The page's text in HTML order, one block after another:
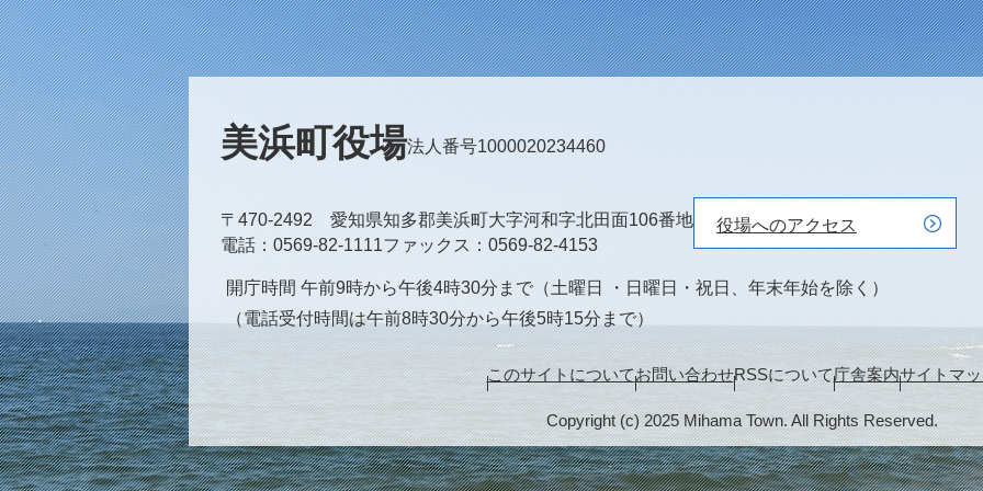
美浜町役場法人番号1000020234460
〒470-2492 愛知県知多郡美浜町大字河和字北田面106番地
電話
0569-82-1111ファックス 0569-82-4153
役場へのアクセス
開庁時間 午前9時から午後4時30分まで（土曜日 ・日曜日・祝日、年末年始を除く）
（電話受付時間は午前8時30分から午後5時15分まで）
このサイトについてお問い合わせRSSについて庁舎案内サイトマ
Copyright (c) 2025 Mihama Town. All Rights Reserved.